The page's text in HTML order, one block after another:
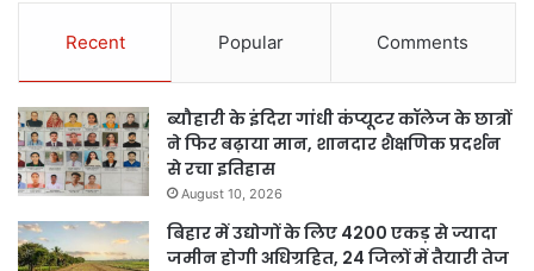
Recent Popular Comments
ब्यौहारी के इंदिरा गांधी कंप्यूटर कॉलेज के छात्रों
ने फिर बढ़ाया मान, शानदार शैक्षणिक प्रदर्शन
से रचा इतिहास
August 10, 2026
बिहार में उद्योगों के लिए 4200 एकड़ से ज्यादा
जमीन होगी अधिग्रहित, 24 जिलों में तैयारी तेज